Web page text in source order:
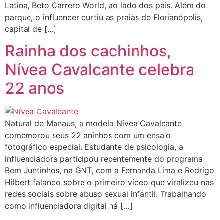
Latina, Beto Carrero World, ao lado dos pais. Além do
parque, o influencer curtiu as praias de Florianópolis,
capital de […]
Rainha dos cachinhos,
Nívea Cavalcante celebra
22 anos
Natural de Manaus, a modelo Nívea Cavalcante
comemorou seus 22 aninhos com um ensaio
fotográfico especial. Estudante de psicologia, a
influenciadora participou recentemente do programa
Bem Juntinhos, na GNT, com a Fernanda Lima e Rodrigo
Hilbert falando sobre o primeiro vídeo que viralizou nas
redes sociais sobre abuso sexual infantil. Trabalhando
como influenciadora digital há […]